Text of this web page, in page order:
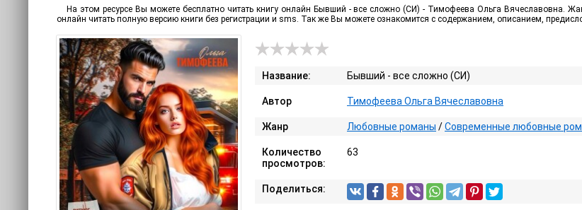
На этом ресурсе Вы можете бесплатно читать книгу онлайн Бывший - все сложно (СИ) - Тимофеева Ольга Вячеславовна.
онлайн читать полную версию книги без регистрации и sms. Так же Вы можете ознакомится с содержанием, описанием,
Название: Бывший - все сложно (СИ)
Автор Тимофеева Ольга Вячеславовна
Жанр Любовные романы /Современные любовные
Количество
просмотров:
63
Поделиться: